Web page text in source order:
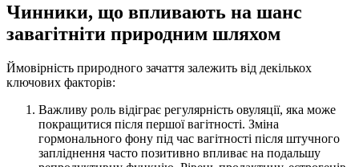
Чинники, що впливають на шанс
завагітніти природним шляхом
Ймовірність природного зачаття залежить від декількох
ключових факторів:
Важливу роль відіграє регулярність овуляції, яка може
покращитися після першої вагітності. Зміна
гормонального фону під час вагітності після штучного
запліднення часто позитивно впливає на подальшу